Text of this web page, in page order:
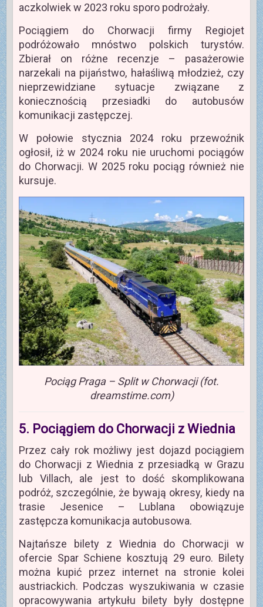
aczkolwiek w 2023 roku sporo podrożały.
Pociągiem do Chorwacji firmy Regiojet
podróżowało mnóstwo polskich turystów.
Zbierał on różne recenzje – pasażerowie
narzekali na pijaństwo, hałaśliwą młodzież, czy
nieprzewidziane sytuacje związane z
koniecznością przesiadki do autobusów
komunikacji zastępczej.
W połowie stycznia 2024 roku przewoźnik
ogłosił, iż w 2024 roku nie uruchomi pociągów
do Chorwacji. W 2025 roku pociąg również nie
kursuje.
Pociąg Praga – Split w Chorwacji (fot.
dreamstime.com)
5. Pociągiem do Chorwacji z Wiednia
Przez cały rok możliwy jest dojazd pociągiem
do Chorwacji z Wiednia z przesiadką w Grazu
lub Villach, ale jest to dość skomplikowana
podróż, szczególnie, że bywają okresy, kiedy na
trasie Jesenice – Lublana obowiązuje
zastępcza komunikacja autobusowa.
Najtańsze bilety z Wiednia do Chorwacji w
ofercie Spar Schiene kosztują 29 euro. Bilety
można kupić przez internet na stronie kolei
austriackich. Podczas wyszukiwania w czasie
opracowywania artykułu bilety były dostępne